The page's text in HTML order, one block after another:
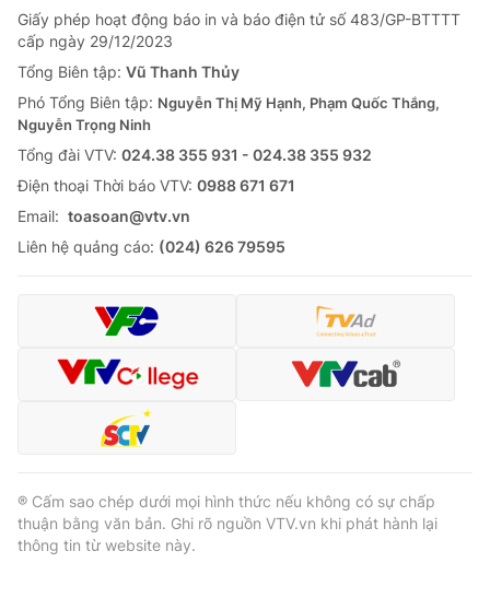
Giấy phép hoạt động báo in và báo điện tử số 483/GP-BTTTT
cấp ngày 29/12/2023
Tổng Biên tập: Vũ Thanh Thủy
Phó Tổng Biên tập: Nguyễn Thị Mỹ Hạnh, Phạm Quốc Thắng,
Nguyễn Trọng Ninh
Tổng đài VTV: 024.38 355 931 - 024.38 355 932
Ðiện thoại Thời báo VTV: 0988 671 671
Email: toasoan@vtv.vn
Liên hệ quảng cáo: (024) 626 79595
® Cấm sao chép dưới mọi hình thức nếu không có sự chấp
thuận bằng văn bản. Ghi rõ nguồn VTV.vn khi phát hành lại
thông tin từ website này.